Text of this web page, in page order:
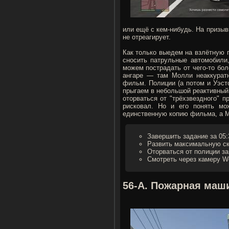
или ещё с кем-нибудь. На
не отреагирует.
Как только выедем на взлётную
сносить патрульные
можем пострадать от чего-то
ангаре — там Молли
фильм. Полиции (а потом и
прыгаем в небольшой
оторваться от
рисковал. Но и его понять
единственную копию фильма, а
Завершить задание за
Развить максимальную
Оторваться от полиции
Смотреть через камеру
56-А. Пожарная